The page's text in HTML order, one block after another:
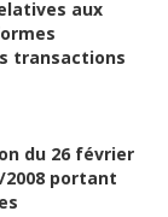
aux
transactions
du 26 février
2008 portant